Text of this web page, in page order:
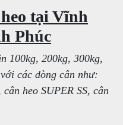
tại Vĩnh
Phúc
100kg, 200kg, 300kg,
các dòng cân như:
heo SUPER SS, cân